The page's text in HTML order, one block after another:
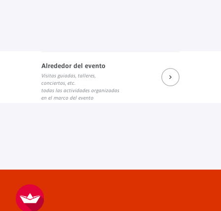
Alrededor del evento
Visitas guiadas, talleres,
conciertos, etc.
todas las actividades organizadas
en el marco del evento